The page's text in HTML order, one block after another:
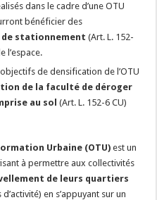
dans le cadre d’une OTU
bénéficier des
stationnement (Art. L. 152-
l’espace.
de densification de l’OTU
de la faculté de déroger
au sol (Art. L. 152-6 CU)
Urbaine (OTU) est un
à permettre aux collectivités
de leurs quartiers
en s’appuyant sur un